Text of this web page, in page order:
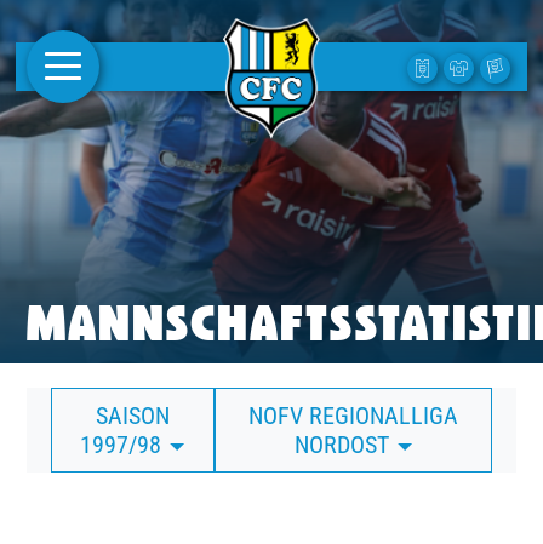
AKTUELLES
1. MANNSCHAFT
FRAUEN
CAMPUS
CLUB
CLUBMITGLIEDSCHAFT
BUSINESS
SAISON
1997/98
NOFV REGIONALLIGA
NORDOST